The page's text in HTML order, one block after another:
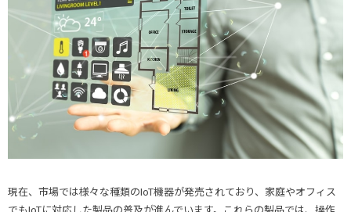
現在、市場では様々な種類のIoT機器が発売されており、家庭やオフィス
でもIoTに対応した製品の普及が進んでいます。これらの製品では、操作